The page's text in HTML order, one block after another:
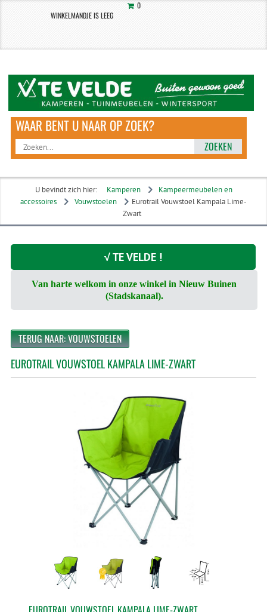
0
WINKELMANDJE IS LEEG
ZOEKEN
U bevindt zich hier: Kamperen
Kampeermeubelen en
accessoires
Vouwstoelen
Eurotrail Vouwstoel Kampala Lime-
Zwart
√ TE VELDE !
Van harte welkom in onze winkel in Nieuw Buinen
(Stadskanaal).
TERUG NAAR: VOUWSTOELEN
EUROTRAIL VOUWSTOEL KAMPALA LIME-ZWART